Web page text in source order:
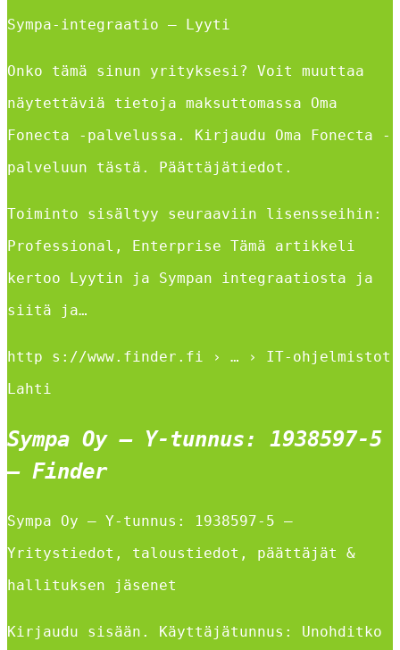
Sympa-integraatio – Lyyti
Onko tämä sinun yrityksesi? Voit muuttaa
näytettäviä tietoja maksuttomassa Oma
Fonecta -palvelussa. Kirjaudu Oma Fonecta -
palveluun tästä. Päättäjätiedot.
Toiminto sisältyy seuraaviin lisensseihin:
Professional, Enterprise Tämä artikkeli
kertoo Lyytin ja Sympan integraatiosta ja
siitä ja…
http s://www.finder.fi › … › IT-ohjelmistot
Lahti
Sympa Oy – Y-tunnus: 1938597-5
– Finder
Sympa Oy – Y-tunnus: 1938597-5 –
Yritystiedot, taloustiedot, päättäjät &
hallituksen jäsenet
Kirjaudu sisään. Käyttäjätunnus: Unohditko